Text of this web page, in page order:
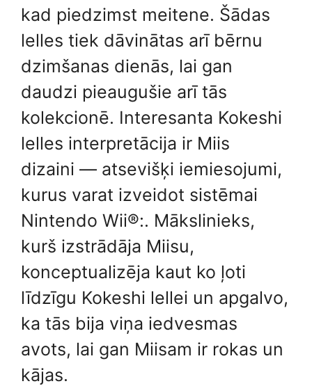
kad piedzimst meitene. Šādas
lelles tiek dāvinātas arī bērnu
dzimšanas dienās, lai gan
daudzi pieaugušie arī tās
kolekcionē. Interesanta Kokeshi
lelles interpretācija ir Miis
dizaini — atsevišķi iemiesojumi,
kurus varat izveidot sistēmai
Nintendo Wii®:. Mākslinieks,
kurš izstrādāja Miisu,
konceptualizēja kaut ko ļoti
līdzīgu Kokeshi lellei un apgalvo,
ka tās bija viņa iedvesmas
avots, lai gan Miisam ir rokas un
kājas.